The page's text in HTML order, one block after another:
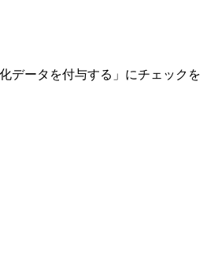
データを付与する」にチェックを